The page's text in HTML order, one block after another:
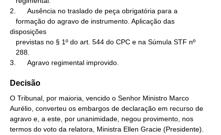
2.      Ausência no traslado de peça obrigatória para a
disposições
3.      Agravo regimental improvido.
Decisão
O Tribunal, por maioria, vencido o Senhor Ministro Marco
Aurélio, converteu os embargos de declaração em recurso de
agravo e, a este, por unanimidade, negou provimento, nos
termos do voto da relatora, Ministra Ellen Gracie (Presidente).